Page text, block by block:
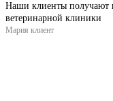
Наши клиенты получают
ветеринарной клиники
Мария клиент